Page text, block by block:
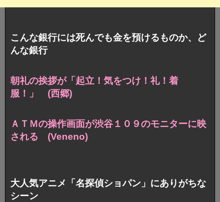
こんな銀行には死んでも金を預けるものか、ど
んな銀行
朝礼の挨拶が「起立！気をつけ！礼！着
服！」 (西郷)
ＡＴＭの操作画面が渋谷１０９のモニターに映
される (Veneno)
大人気アニメ「名探偵ショパン」にありがちな
シーン